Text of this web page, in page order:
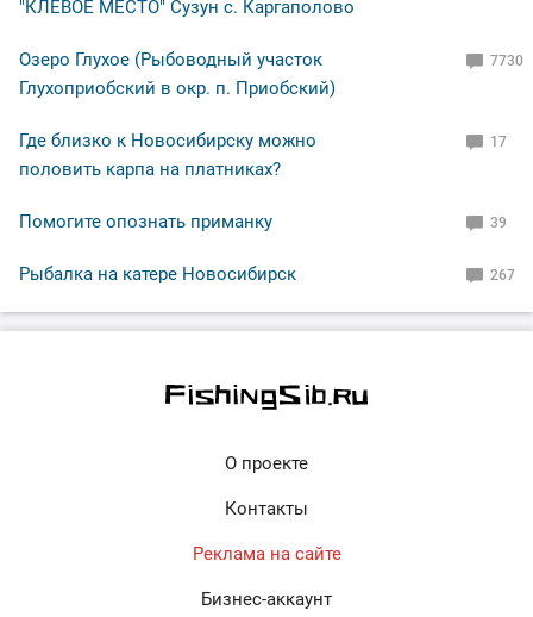
"КЛЁВОЕ МЕСТО" Сузун с. Каргаполово
Озеро Глухое (Рыбоводный участок
Глухоприобский в окр. п. Приобский)
7730
Где близко к Новосибирску можно
половить карпа на платниках?
17
Помогите опознать приманку 39
Рыбалка на катере Новосибирск 267
О проекте
Контакты
Реклама на сайте
Бизнес-аккаунт